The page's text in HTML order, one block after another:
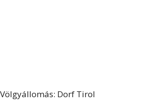
Völgyállomás: Dorf Tirol